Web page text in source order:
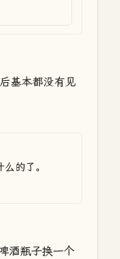
基本都没有见
的了。
酒瓶子换一个